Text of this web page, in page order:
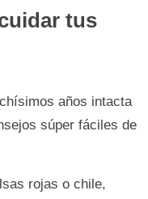
tus
años intacta
súper fáciles de
rojas o chile,